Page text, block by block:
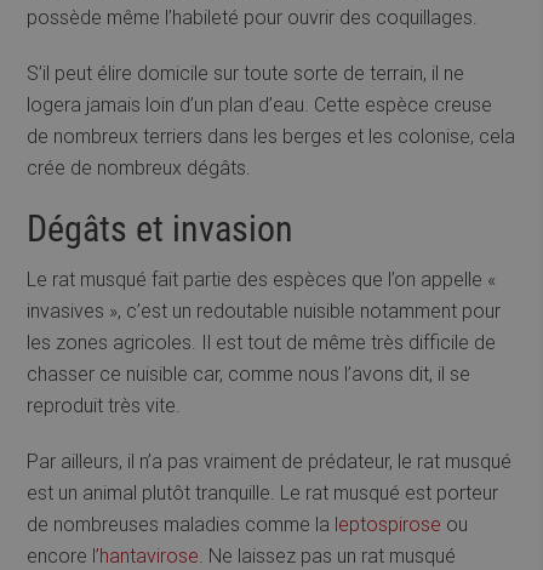
possède même l’habileté pour ouvrir des coquillages.
S’il peut élire domicile sur toute sorte de terrain, il ne
logera jamais loin d’un plan d’eau. Cette espèce creuse
de nombreux terriers dans les berges et les colonise, cela
crée de nombreux dégâts.
Dégâts et invasion
Le rat musqué fait partie des espèces que l’on appelle «
invasives », c’est un redoutable nuisible notamment pour
les zones agricoles. Il est tout de même très difficile de
chasser ce nuisible car, comme nous l’avons dit, il se
reproduit très vite.
Par ailleurs, il n’a pas vraiment de prédateur, le rat musqué
est un animal plutôt tranquille. Le rat musqué est porteur
de nombreuses maladies comme la leptospirose ou
encore l’hantavirose. Ne laissez pas un rat musqué